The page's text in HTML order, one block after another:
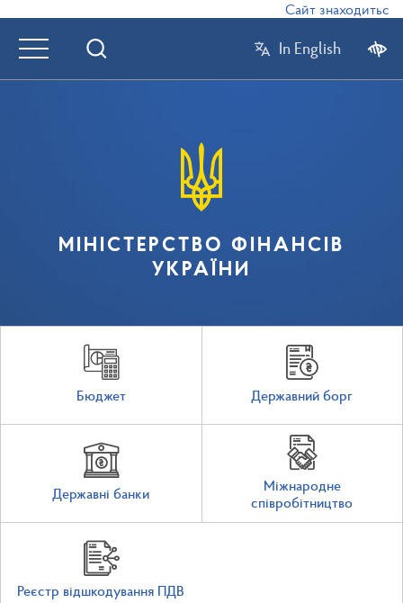
Сайт знаходиться
In English
МІНІСТЕРСТВО ФІНАНСІВ
УКРАЇНИ
Бюджет Державний борг
Державні банки
Міжнародне
співробітництво
Реєстр відшкодування ПДВ